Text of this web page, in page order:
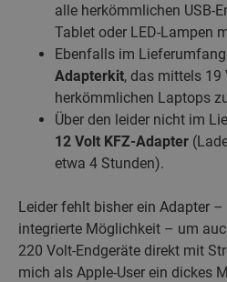
alle herkömmlichen USB-
Tablet oder LED-Lampen
Ebenfalls im
Adapterkit, das mittels 19
herkömmlichen Laptops
Über den leider nicht im
12 Volt KFZ-Adapter
etwa 4 Stunden).
Leider fehlt bisher ein Adapter
integrierte Möglichkeit – um
220 Volt-Endgeräte direkt mit
mich als Apple-User ein dickes